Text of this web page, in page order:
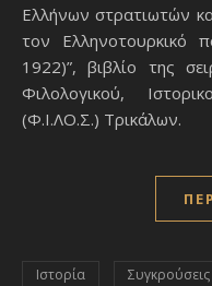
Ελλήνων στρατιωτών
τον Ελληνοτουρκικό
1922)”, βιβλίο της
Φιλολογικού,
(Φ.Ι.ΛΟ.Σ.) Τρικάλων.
Ιστορία Συγκρούσεις